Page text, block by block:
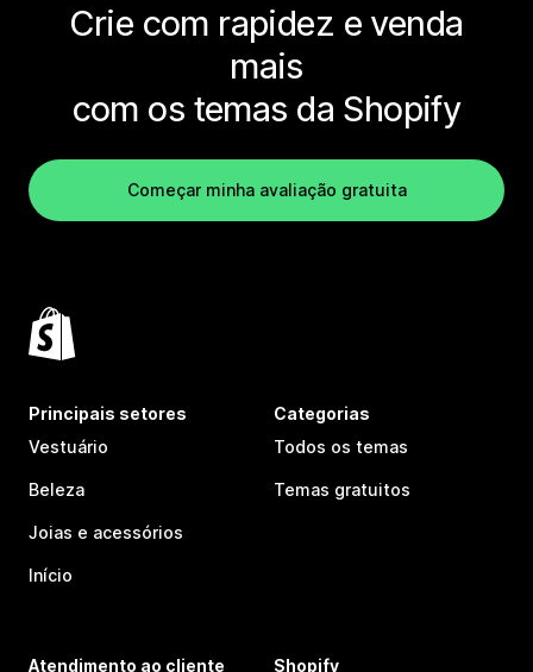
Crie com rapidez e venda
mais
com os temas da Shopify
Começar minha avaliação gratuita
Principais setores
Vestuário
Beleza
Joias e acessórios
Início
Categorias
Todos os temas
Temas gratuitos
Atendimento ao cliente Shopify